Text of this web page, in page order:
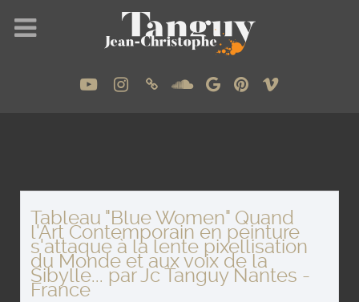
Tableau "Blue Women" Quand
l'Art Contemporain en peinture
s'attaque à la lente pixellisation
du Monde et aux voix de la
Sibylle... par Jc Tanguy Nantes -
France